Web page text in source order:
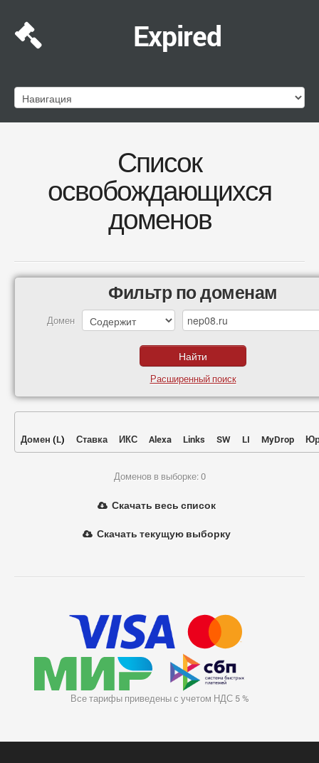
Expired
Список
освобождающихся
доменов
Фильтр по доменам
Домен
Расширенный поиск
Домен (L) Ставка ИКС Alexa Links SW LI MyDrop
Доменов в выборке: 0
Скачать весь список
Скачать текущую выборку
Все тарифы приведены с учетом НДС 5 %